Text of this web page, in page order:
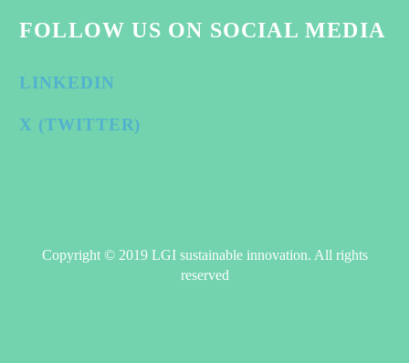
FOLLOW US ON SOCIAL MEDIA
LINKEDIN
X (TWITTER)
Copyright © 2019 LGI sustainable innovation. All rights
reserved